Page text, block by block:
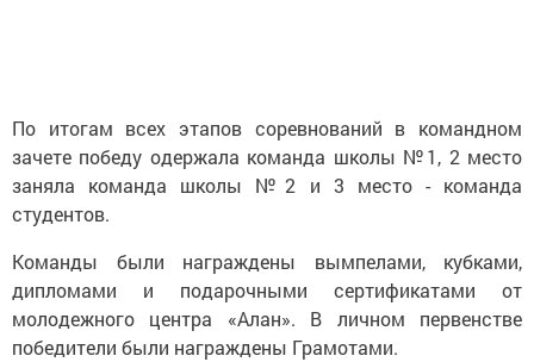
По итогам всех этапов соревнований в командном
зачете победу одержала команда школы №1, 2 место
заняла команда школы №2 и 3 место - команда
студентов.
Команды были награждены вымпелами, кубками,
дипломами и подарочными сертификатами от
молодежного центра «Алан». В личном первенстве
победители были награждены Грамотами.